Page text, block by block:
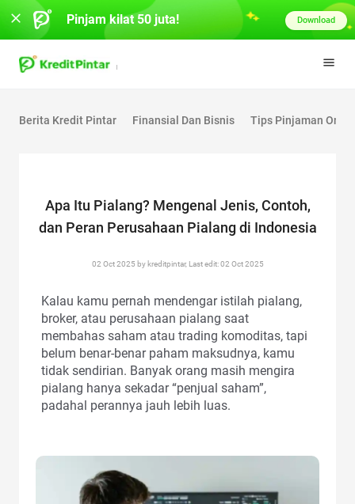
Berita Kredit Pintar Finansial Dan Bisnis Tips Pinjaman
Apa Itu Pialang? Mengenal Jenis, Contoh,
dan Peran Perusahaan Pialang di Indonesia
02 Oct 2025 by kreditpintar, Last edit: 02 Oct 2025
Kalau kamu pernah mendengar istilah pialang,
broker, atau perusahaan pialang saat
membahas saham atau trading komoditas, tapi
belum benar-benar paham maksudnya, kamu
tidak sendirian. Banyak orang masih mengira
pialang hanya sekadar “penjual saham”,
padahal perannya jauh lebih luas.
Pinjam kilat 50 juta! Download